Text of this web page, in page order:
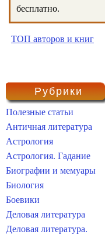
бесплатно.
ТОП авторов и книг
Рубрики
Полезные статьи
Античная литература
Астрология
Астрология. Гадание
Биографии и мемуары
Биология
Боевики
Деловая литература
Деловая литература.